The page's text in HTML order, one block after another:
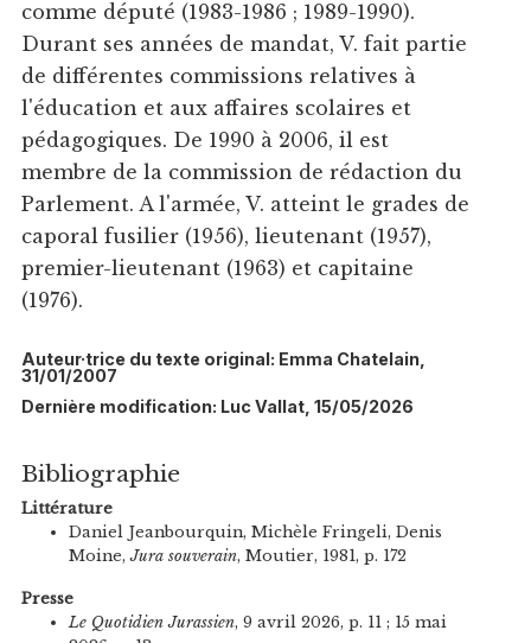
comme député (1983-1986 ; 1989-1990).
Durant ses années de mandat, V. fait partie
de différentes commissions relatives à
l'éducation et aux affaires scolaires et
pédagogiques. De 1990 à 2006, il est
membre de la commission de rédaction du
Parlement. A l'armée, V. atteint le grades de
caporal fusilier (1956), lieutenant (1957),
premier-lieutenant (1963) et capitaine
(1976).
Auteur·trice du texte original: Emma Chatelain,
31/01/2007
Dernière modification: Luc Vallat, 15/05/2026
Bibliographie
Littérature
Daniel Jeanbourquin, Michèle Fringeli, Denis
Moine,Jura souverain, Moutier, 1981, p. 172
Presse
Le Quotidien Jurassien, 9 avril 2026, p. 11 ; 15 mai